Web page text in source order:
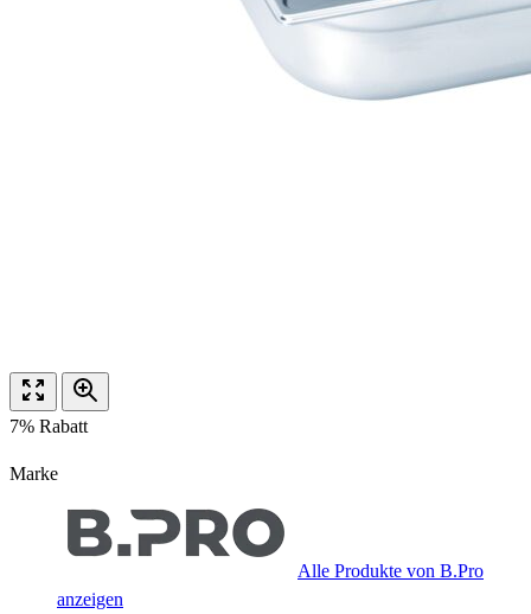
7% Rabatt
Marke
Alle Produkte von B.Pro
anzeigen